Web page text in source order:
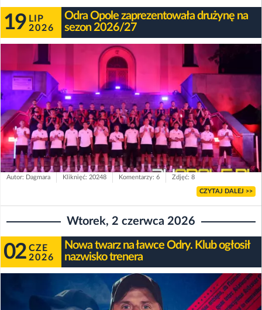
19 LIP
2026
Odra Opole zaprezentowała drużynę na
sezon 2026/27
Autor: Dagmara Kliknięć: 20248 Komentarzy: 6 Zdjęć: 8
CZYTAJ DALEJ >>
Wtorek, 2 czerwca 2026
02 CZE
2026
Nowa twarz na ławce Odry. Klub ogłosił
nazwisko trenera